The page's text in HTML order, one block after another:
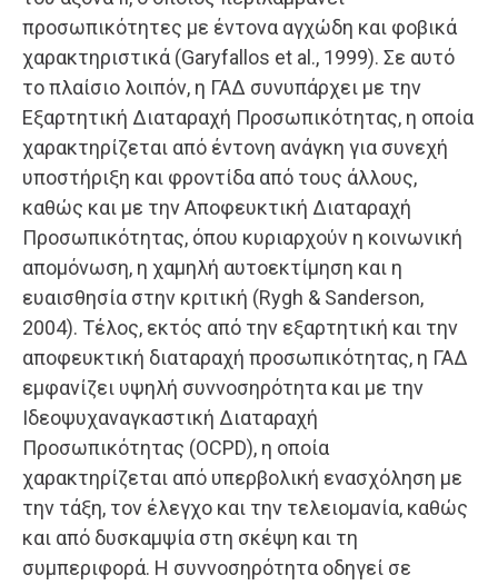
προσωπικότητες με έντονα αγχώδη και φοβικά
χαρακτηριστικά (Garyfallos et al., 1999). Σε αυτό
το πλαίσιο λοιπόν, η ΓΑΔ συνυπάρχει με την
Εξαρτητική Διαταραχή Προσωπικότητας, η οποία
χαρακτηρίζεται από έντονη ανάγκη για συνεχή
υποστήριξη και φροντίδα από τους άλλους,
καθώς και με την Αποφευκτική Διαταραχή
Προσωπικότητας, όπου κυριαρχούν η κοινωνική
απομόνωση, η χαμηλή αυτοεκτίμηση και η
ευαισθησία στην κριτική (Rygh & Sanderson,
2004). Τέλος, εκτός από την εξαρτητική και την
αποφευκτική διαταραχή προσωπικότητας, η ΓΑΔ
εμφανίζει υψηλή συννοσηρότητα και με την
Ιδεοψυχαναγκαστική Διαταραχή
Προσωπικότητας (OCPD), η οποία
χαρακτηρίζεται από υπερβολική ενασχόληση με
την τάξη, τον έλεγχο και την τελειομανία, καθώς
και από δυσκαμψία στη σκέψη και τη
συμπεριφορά. Η συννοσηρότητα οδηγεί σε